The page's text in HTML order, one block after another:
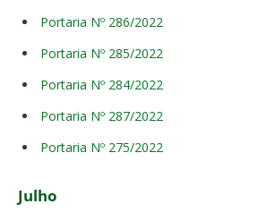
Portaria Nº 286/2022
Portaria Nº 285/2022
Portaria Nº 284/2022
Portaria Nº 287/2022
Portaria Nº 275/2022
Julho